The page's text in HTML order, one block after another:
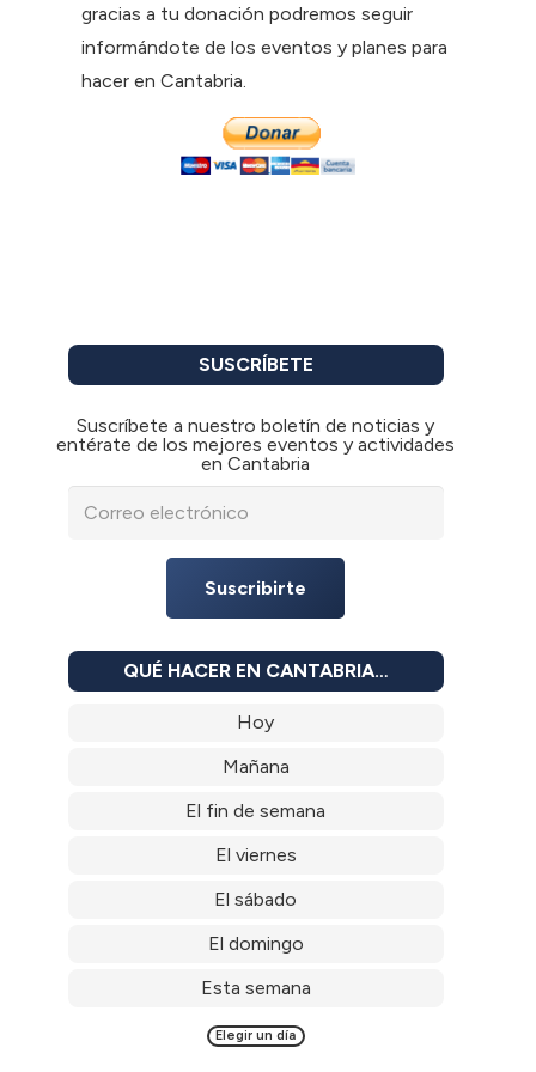
gracias a tu donación podremos seguir
informándote de los eventos y planes para
hacer en Cantabria.
SUSCRÍBETE
Suscríbete a nuestro boletín de noticias y
entérate de los mejores eventos y actividades
en Cantabria
Suscribirte
QUÉ HACER EN CANTABRIA…
Hoy
Mañana
El fin de semana
El viernes
El sábado
El domingo
Esta semana
Elegir un día